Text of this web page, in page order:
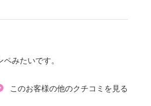
みたいです。
このお客様の他のクチコミを見る